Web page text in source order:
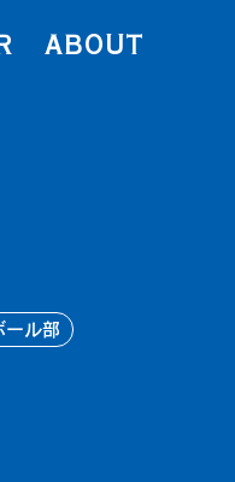
ABOUT
ール部